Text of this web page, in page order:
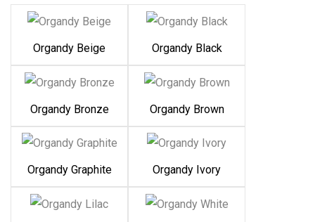
Organdy Beige Organdy Black
Organdy Bronze Organdy Brown
Organdy Graphite Organdy Ivory